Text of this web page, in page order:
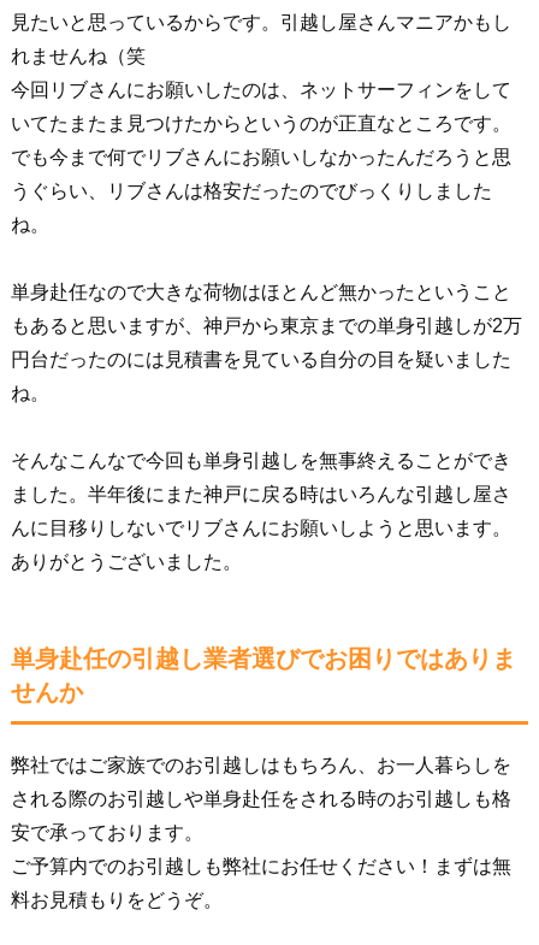
見たいと思っているからです。引越し屋さんマニアかもし
れませんね（笑
今回リブさんにお願いしたのは、ネットサーフィンをして
いてたまたま見つけたからというのが正直なところです。
でも今まで何でリブさんにお願いしなかったんだろうと思
うぐらい、リブさんは格安だったのでびっくりしました
ね。
単身赴任なので大きな荷物はほとんど無かったということ
もあると思いますが、神戸から東京までの単身引越しが2万
円台だったのには見積書を見ている自分の目を疑いました
ね。
そんなこんなで今回も単身引越しを無事終えることができ
ました。半年後にまた神戸に戻る時はいろんな引越し屋さ
んに目移りしないでリブさんにお願いしようと思います。
ありがとうございました。
単身赴任の引越し業者選びでお困りではありま
せんか
弊社ではご家族でのお引越しはもちろん、お一人暮らしを
される際のお引越しや単身赴任をされる時のお引越しも格
安で承っております。
ご予算内でのお引越しも弊社にお任せください！まずは無
料お見積もりをどうぞ。